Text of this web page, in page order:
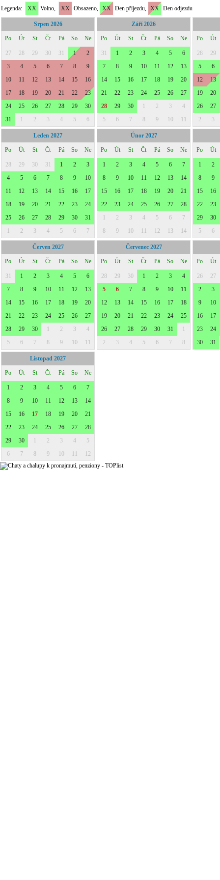
Legenda: XX Volno, XX Obsazeno, XX Den příjezdu, XX Den odjezdu
Srpen 2026
Po Út St Čt Pá So Ne
27 28 29 30 31 1
2
3
4 5 6 7 8
9
10
11 12 13 14 15
16
17
18 19 20 21 22
23
24
25 26 27 28 29
30
31
1 2 3 4 5 6
Září 2026
Po Út St Čt Pá So Ne
31 1 2 3 4 5
6
7
8 9 10 11 12
13
14
15 16 17 18 19
20
21
22 23 24 25 26
27
28
29 30 1 2 3
4
5
6 7 8 9 10 11
Po Út
28
29
5
6
12
13
19
20
26
27
2
3
Leden 2027
Po Út St Čt Pá So Ne
28 29 30 31 1 2
3
4
5 6 7 8 9
10
11
12 13 14 15 16
17
18
19 20 21 22 23
24
25
26 27 28 29 30
31
1
2 3 4 5 6 7
Únor 2027
Po Út St Čt Pá So Ne
1 2 3 4 5 6
7
8
9 10 11 12 13
14
15
16 17 18 19 20
21
22
23 24 25 26 27
28
1
2 3 4 5 6
7
8
9 10 11 12 13 14
Po Út
1
2
8
9
15
16
22
23
29
30
5
6
Červen 2027
Po Út St Čt Pá So Ne
31 1 2 3 4 5
6
7
8 9 10 11 12
13
14
15 16 17 18 19
20
21
22 23 24 25 26
27
28
29 30 1 2 3
4
5
6 7 8 9 10 11
Červenec 2027
Po Út St Čt Pá So Ne
28 29 30 1 2 3
4
5
6 7 8 9 10
11
12
13 14 15 16 17
18
19
20 21 22 23 24
25
26
27 28 29 30 31
1
2
3 4 5 6 7 8
Po Út
26
27
2
3
9
10
16
17
23
24
30
31
Listopad 2027
Po Út St Čt Pá So Ne
1 2 3 4 5 6
7
8
9 10 11 12 13
14
15
16 17 18 19 20
21
22
23 24 25 26 27
28
29
30 1 2 3 4
5
6
7 8 9 10 11 12